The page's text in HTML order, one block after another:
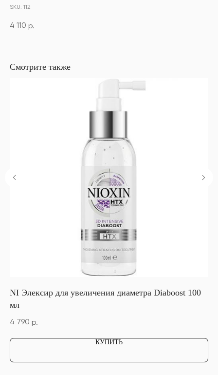
SKU: 112
4 110 р.
Смотрите также
NI Элексир для увеличения диаметра Diaboost 100
мл
4 790 р.
КУПИТЬ